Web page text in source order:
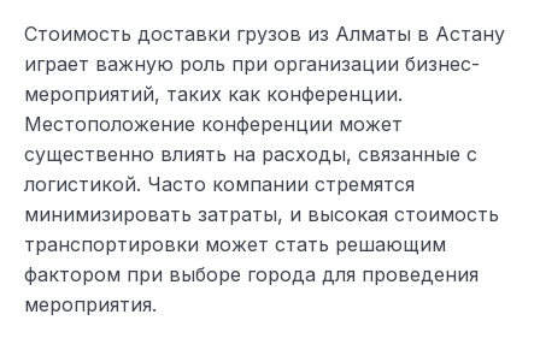
Стоимость доставки грузов из Алматы в Астану
играет важную роль при организации бизнес-
мероприятий, таких как конференции.
Местоположение конференции может
существенно влиять на расходы, связанные с
логистикой. Часто компании стремятся
минимизировать затраты, и высокая стоимость
транспортировки может стать решающим
фактором при выборе города для проведения
мероприятия.